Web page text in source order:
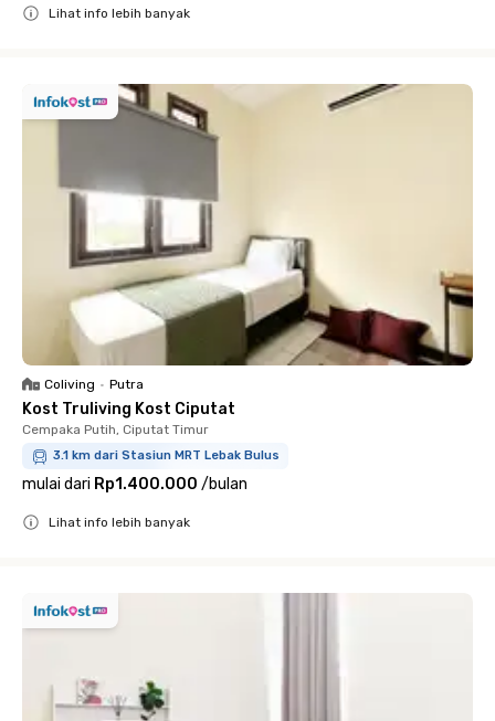
Lihat info lebih banyak
Coliving • Putra
Kost Truliving Kost Ciputat
Cempaka Putih, Ciputat Timur
3.1 km dari Stasiun MRT Lebak Bulus
mulai dari Rp1.400.000 /bulan
Lihat info lebih banyak